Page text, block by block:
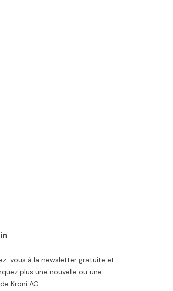
vous à la newsletter gratuite et
plus une nouvelle ou une
Kroni AG.